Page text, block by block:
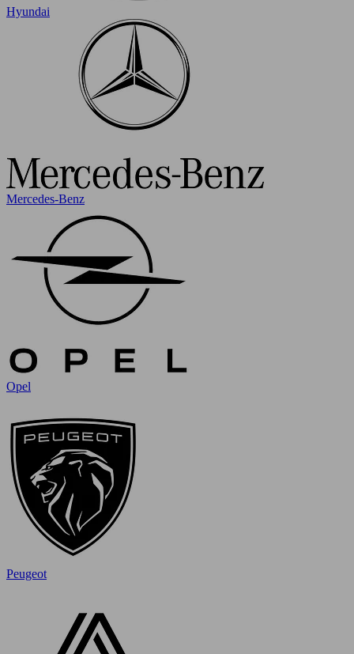
Hyundai
Mercedes-Benz
Opel
Peugeot